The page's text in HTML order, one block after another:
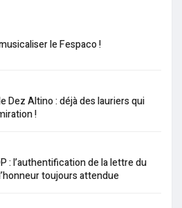
le Fespaco !
Dez Altino : déjà des lauriers qui
!
: l’authentification de la lettre du
toujours attendue